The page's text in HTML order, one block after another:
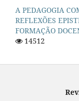
A PEDAGOGIA
REFLEXÕES
FORMAÇÃO
14512